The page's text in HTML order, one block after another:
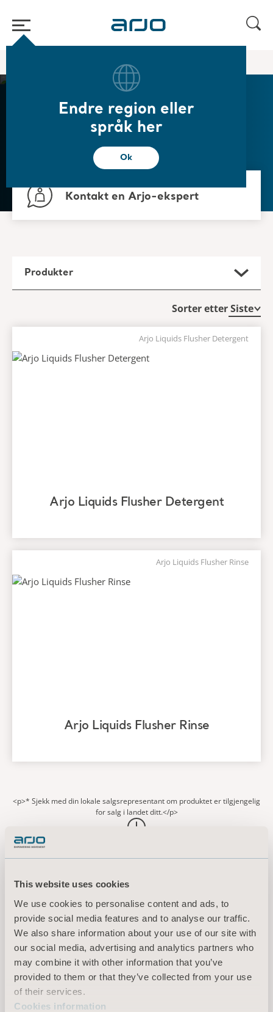
This website uses cookies
We use cookies to personalise content and ads, to
provide social media features and to analyse our traffic.
We also share information about your use of our site with
our social media, advertising and analytics partners who
may combine it with other information that you’ve
provided to them or that they’ve collected from your use
of their services.
Cookies information
Endre region eller
språk her
Ok
Spylevæsker
Spylevæsker
Spesielt formulerte spylevæsker som
Kontakt en Arjo-ekspert
Produkter
Sorter etter
Arjo Liquids Flusher Detergent
Arjo Liquids Flusher Detergent
Arjo Liquids Flusher Rinse
Arjo Liquids Flusher Rinse
<p>* Sjekk med din lokale salgsrepresentant om produktet er tilgjengelig
for salg i landet ditt.</p>
Vi er her for deg!
Finner du ikke det du leter etter? La oss hjelpe
deg.